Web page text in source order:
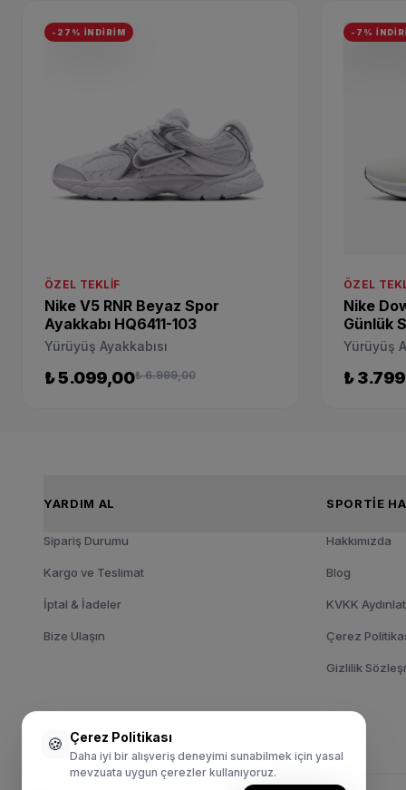
-27% İNDİRİM
ÖZEL TEKLIF
Nike V5 RNR Beyaz Spor
Ayakkabı HQ6411-103
Yürüyüş Ayakkabısı
₺ 5.099,00₺ 6.999,00
-7%
ÖZEL
Nike
Günlük
105
Yürüyüş
₺
YARDIM AL
Sipariş Durumu
Kargo ve Teslimat
İptal & İadeler
Bize Ulaşın
Hakkımızda
Blog
KVKK
Çerez
Gizlilik
🍪 Çerez Politikası
Daha iyi bir alışveriş deneyimi sunabilmek için yasal
mevzuata uygun çerezler kullanıyoruz.